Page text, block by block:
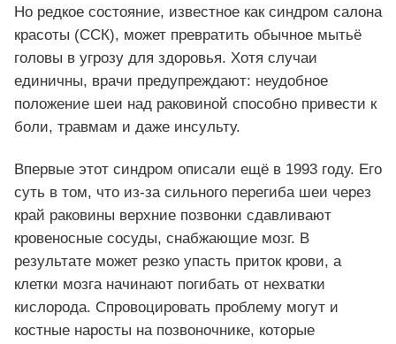
Но редкое состояние, известное как синдром салона
красоты (ССК), может превратить обычное мытьё
головы в угрозу для здоровья. Хотя случаи
единичны, врачи предупреждают: неудобное
положение шеи над раковиной способно привести к
боли, травмам и даже инсульту.
Впервые этот синдром описали ещё в 1993 году. Его
суть в том, что из-за сильного перегиба шеи через
край раковины верхние позвонки сдавливают
кровеносные сосуды, снабжающие мозг. В
результате может резко упасть приток крови, а
клетки мозга начинают погибать от нехватки
кислорода. Спровоцировать проблему могут и
костные наросты на позвоночнике, которые